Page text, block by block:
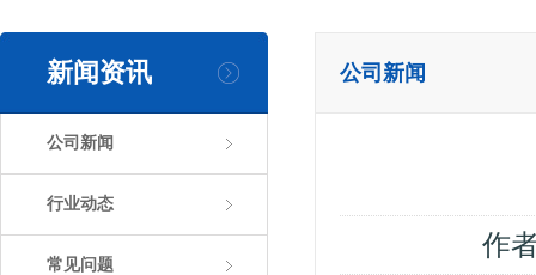
新闻资讯
公司新闻
行业动态
常见问题
公司新闻
作